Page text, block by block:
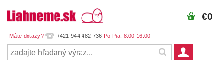
+421 944 482 736
€0